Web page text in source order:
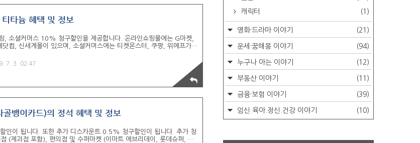
타늄 혜택 및 정보
, 소셜커머스 10% 청구할인을 제공합니다. 온라인쇼핑몰에는 G마켓,
컴, 신세계몰이 있으며, 소셜커머스에는 티켓몬스터, 쿠팡, 위메프가
청구할인됩니다. 티타늄 서비스에는 Master 티타늄 서비스, 공항라운
가능합니다. 동일카드로 1일 1회만 입장 가능하며 해당 카드로 전월
용 시 제공합니다. 또한 인천공항 무료 발레파킹 서비스를 월 3회, 연
카드 이용횟수를 합산하여 제공합니다. 단, 주차요금은 별도입니다. 해
7. 3. 02:47
뱅이카드)의 정석 혜택 및 정보
인이 됩니다. 또한 추가 디스카운트 0.5% 청구할인이 됩니다. 추가 청
(제과점 포함), 편의점 및 수퍼마켓 (이마트 에브리데이, 롯데슈퍼, 홈
캐릭터
(1)
영화·드라마 이야기 (21)
운세·꿈해몽 이야기 (94)
누구나 아는 이야기 (12)
부동산 이야기 (11)
금융·보험 이야기 (39)
임신.육아.정신.건강 이야기 (10)